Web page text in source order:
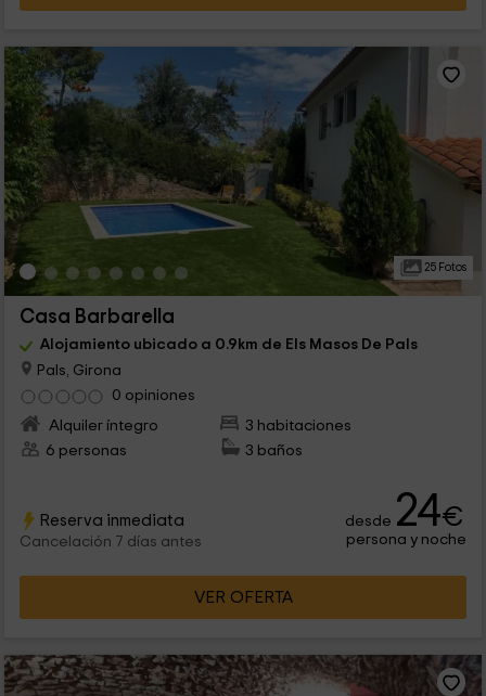
25 Fotos
Casa Barbarella
Alojamiento ubicado a 0.9km de Els Masos De Pals
Pals, Girona
0 opiniones
Alquiler íntegro
3 habitaciones
6 personas
3 baños
Reserva inmediata
Cancelación 7 días antes
desde 24€
persona y noche
VER OFERTA